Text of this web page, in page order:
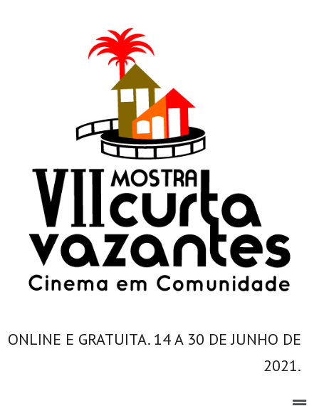
ONLINE E GRATUITA. 14 A 30 DE JUNHO DE
2021.